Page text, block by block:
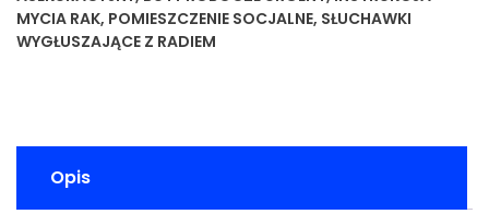
MYCIA RAK, POMIESZCZENIE SOCJALNE, SŁUCHAWKI
WYGŁUSZAJĄCE Z RADIEM
Opis